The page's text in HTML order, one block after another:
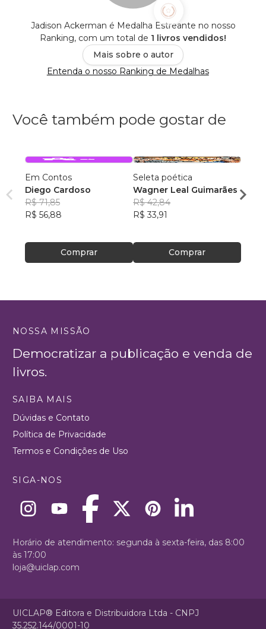
Jadison Ackerman é Medalha Estreante no nosso
Ranking, com um total de 1 livros vendidos!
Mais sobre o autor
Entenda o nosso Ranking de Medalhas
Você também pode gostar de
Em Contos
Diego Cardoso
R$ 71,85
R$ 56,88
Comprar
Seleta poética
Wagner Leal Guimarães
R$ 42,84
R$ 33,91
Comprar
ainda
Carla
NOSSA MISSÃO
Democratizar a publicação e venda de
livros.
SAIBA MAIS
Dúvidas e Contato
Política de Privacidade
Termos e Condições de Uso
SIGA-NOS
Horário de atendimento: segunda à sexta-feira, das 8:00
às 17:00
loja@uiclap.com
UICLAP® Editora e Distribuidora Ltda - CNPJ
35.252.144/0001-10